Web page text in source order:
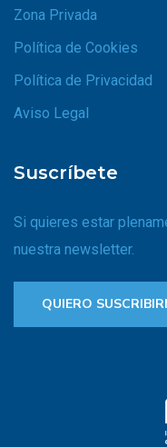
Zona Privada
Política de Cookies
Política de Privacidad
Aviso Legal
Suscríbete
Si quieres estar
nuestra newsletter.
QUIERO